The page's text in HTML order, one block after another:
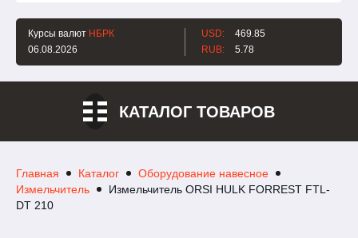
Курсы валют НБРК
06.08.2026
USD:
469.85
RUB:
5.78
КАТАЛОГ ТОВАРОВ
Главная Каталог
Оборудование навесное
Измельчитель
Измельчитель ORSI HULK FORREST FTL-
DT 210